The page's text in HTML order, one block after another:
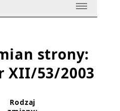
strony:
XII/53/2003
Rodzaj